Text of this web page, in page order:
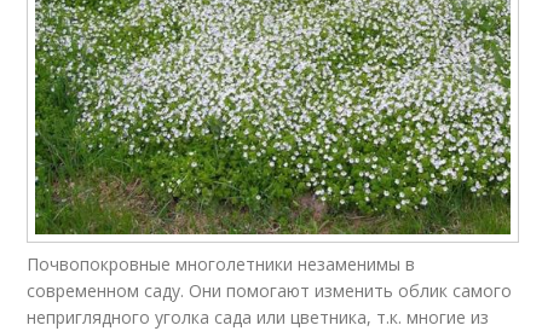
Почвопокровные многолетники незаменимы в
современном саду. Они помогают изменить облик самого
неприглядного уголка сада или цветника, т.к. многие из